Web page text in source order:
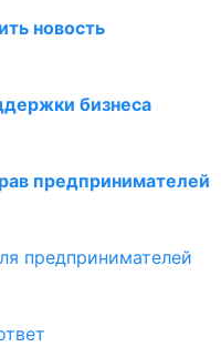
новость
бизнеса
предпринимателей
предпринимателей